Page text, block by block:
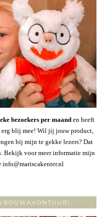
bezoekers per maanden heeft
erg blij mee! Wil jij jouw product,
bij mijn te gekke lezers? Dat
Bekijk voor meer informatie mijn